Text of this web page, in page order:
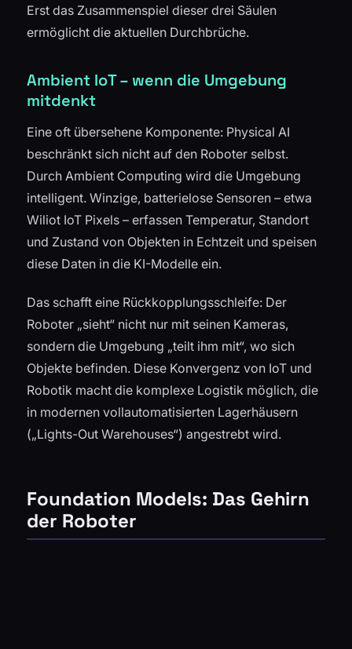
Erst das Zusammenspiel dieser drei Säulen
ermöglicht die aktuellen Durchbrüche.
Ambient IoT – wenn die Umgebung
mitdenkt
Eine oft übersehene Komponente: Physical AI
beschränkt sich nicht auf den Roboter selbst.
Durch Ambient Computing wird die Umgebung
intelligent. Winzige, batterielose Sensoren – etwa
Wiliot IoT Pixels – erfassen Temperatur, Standort
und Zustand von Objekten in Echtzeit und speisen
diese Daten in die KI-Modelle ein.
Das schafft eine Rückkopplungsschleife: Der
Roboter „sieht“ nicht nur mit seinen Kameras,
sondern die Umgebung „teilt ihm mit“, wo sich
Objekte befinden. Diese Konvergenz von IoT und
Robotik macht die komplexe Logistik möglich, die
in modernen vollautomatisierten Lagerhäusern
(„Lights-Out Warehouses“) angestrebt wird.
Foundation Models: Das Gehirn
der Roboter